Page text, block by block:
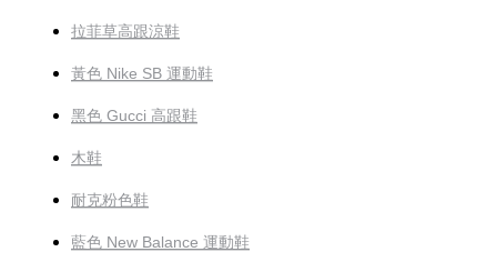
拉菲草高跟涼鞋
黃色 Nike SB 運動鞋
黑色 Gucci 高跟鞋
木鞋
耐克粉色鞋
藍色 New Balance 運動鞋